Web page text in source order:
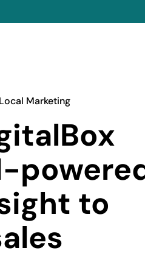
Local Marketing
to